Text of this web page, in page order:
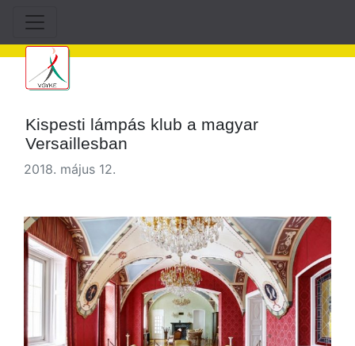
Kispesti lámpás klub a magyar
Versaillesban
2018. május 12.